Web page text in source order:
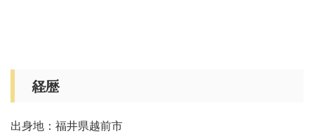
経歴
出身地：福井県越前市